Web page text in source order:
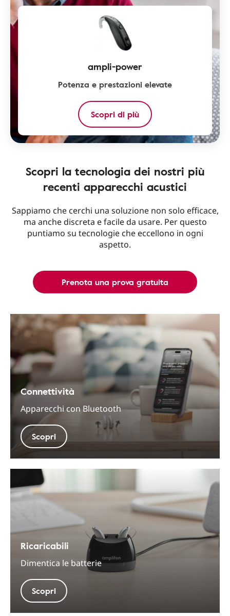
ampli-power
Potenza e prestazioni elevate
Scopri di più
Scopri la tecnologia dei nostri più
recenti apparecchi acustici
Sappiamo che cerchi una soluzione non solo efficace,
ma anche discreta e facile da usare. Per questo
puntiamo su tecnologie che eccellono in ogni
aspetto.
Prenota una prova gratuita
Connettività
Apparecchi con Bluetooth
Scopri
Ricaricabili
Dimentica le batterie
Scopri